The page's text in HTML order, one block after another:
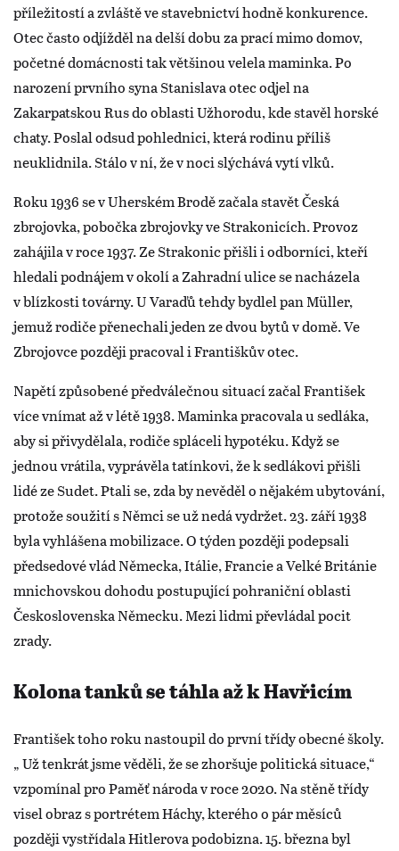
příležitostí a zvláště ve stavebnictví hodně konkurence.
Otec často odjížděl na delší dobu za prací mimo domov,
početné domácnosti tak většinou velela maminka. Po
narození prvního syna Stanislava otec odjel na
Zakarpatskou Rus do oblasti Užhorodu, kde stavěl horské
chaty. Poslal odsud pohlednici, která rodinu příliš
neuklidnila. Stálo v ní, že v noci slýchává vytí vlků.
Roku 1936 se v Uherském Brodě začala stavět Česká
zbrojovka, pobočka zbrojovky ve Strakonicích. Provoz
zahájila v roce 1937. Ze Strakonic přišli i odborníci, kteří
hledali podnájem v okolí a Zahradní ulice se nacházela
v blízkosti továrny. U Varaďů tehdy bydlel pan Müller,
jemuž rodiče přenechali jeden ze dvou bytů v domě. Ve
Zbrojovce později pracoval i Františkův otec.
Napětí způsobené předválečnou situací začal František
více vnímat až v létě 1938. Maminka pracovala u sedláka,
aby si přivydělala, rodiče spláceli hypotéku. Když se
jednou vrátila, vyprávěla tatínkovi, že k sedlákovi přišli
lidé ze Sudet. Ptali se, zda by nevěděl o nějakém ubytování,
protože soužití s Němci se už nedá vydržet. 23. září 1938
byla vyhlášena mobilizace. O týden později podepsali
předsedové vlád Německa, Itálie, Francie a Velké Británie
mnichovskou dohodu postupující pohraniční oblasti
Československa Německu. Mezi lidmi převládal pocit
zrady.
Kolona tanků se táhla až k Havřicím
František toho roku nastoupil do první třídy obecné školy.
„ Už tenkrát jsme věděli, že se zhoršuje politická situace,“
vzpomínal pro Paměť národa v roce 2020. Na stěně třídy
visel obraz s portrétem Háchy, kterého o pár měsíců
později vystřídala Hitlerova podobizna. 15. března byl